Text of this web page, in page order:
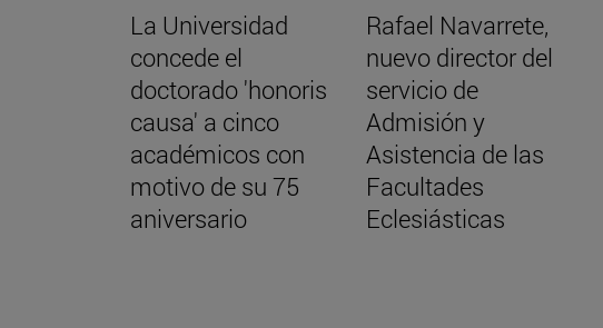
La Universidad
concede el
doctorado 'honoris
causa' a cinco
académicos con
motivo de su 75
aniversario
Rafael Navarrete,
nuevo director del
servicio de
Admisión y
Asistencia de las
Facultades
Eclesiásticas